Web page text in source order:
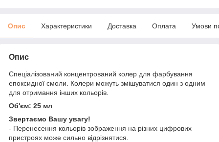
Опис Характеристики Доставка Оплата Умови
Опис
Спеціалізований концентрований колер для фарбування
епоксидної смоли. Колери можуть змішуватися один з одним
для отримання інших кольорів.
Об'єм: 25 мл
Звертаємо Вашу увагу!
- Перенесення кольорів зображення на різних цифрових
пристроях може сильно відрізнятися.